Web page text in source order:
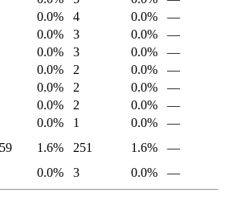
0.0% 4 0.0%
—
0.0% 3 0.0%
—
0.0% 3 0.0%
—
0.0% 2 0.0%
—
0.0% 2 0.0%
—
0.0% 2 0.0%
—
0.0% 1 0.0%
—
1.6% 251 1.6%
—
0.0% 3 0.0% —